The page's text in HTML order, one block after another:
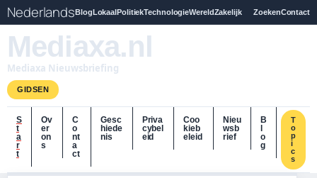
NederlandsBlogLokaalPolitiekTechnologieWereldZakelijk ZoekenContact
Mediaxa.nl
Mediaxa Nieuwsbriefing
GIDSEN
S
t
a
r
t
Ov
er
on
s
C
o
nt
a
ct
Gesc
hiede
nis
Priva
cybel
eid
Coo
kieb
eleid
Nieu
wsb
rief
B
o
g
T
o
p
i
c
s